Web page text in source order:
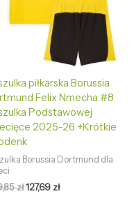
piłkarska Borussia
Felix Nmecha #8
Podstawowej
2025-26 +Krótkie
Borussia Dortmund dla
zł127,69 zł